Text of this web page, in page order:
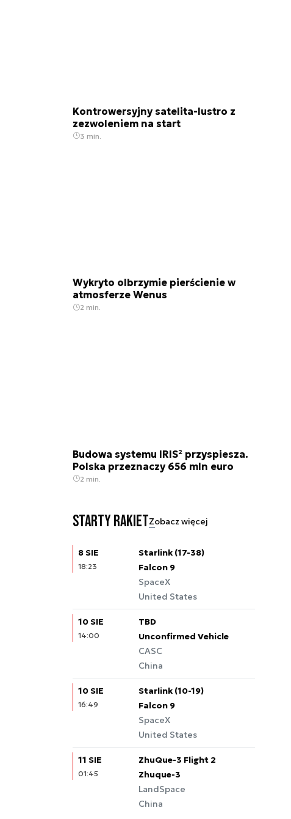
Kontrowersyjny satelita-lustro z
zezwoleniem na start
3 min.
Wykryto olbrzymie pierścienie w
atmosferze Wenus
2 min.
Budowa systemu IRIS² przyspiesza.
Polska przeznaczy 656 mln euro
2 min.
Starty rakietZobacz więcej
8 SIE
18:23
Starlink (17-38)
Falcon 9
SpaceX
United States
10 SIE
14:00
TBD
Unconfirmed Vehicle
CASC
China
10 SIE
16:49
Starlink (10-19)
Falcon 9
SpaceX
United States
11 SIE
01:45
ZhuQue-3 Flight 2
Zhuque-3
LandSpace
China